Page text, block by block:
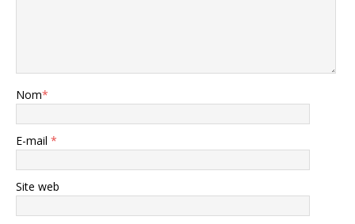
Nom*
E-mail *
Site web